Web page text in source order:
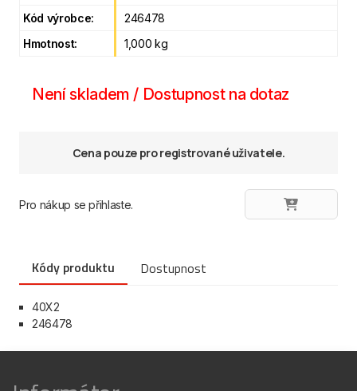
Kód výrobce:
246478
Hmotnost:
1,000 kg
Není skladem / Dostupnost na dotaz
Cena pouze pro registrované uživatele.
Pro nákup se přihlaste.
Kódy produktu Dostupnost
40X2
246478